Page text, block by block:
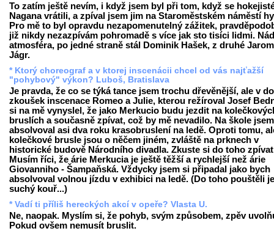
To zatím ještě nevím, i když jsem byl při tom, když se
Nagana vrátili, a zpíval jsem jim na Staroměstském náměstí
Pro mě to byl opravdu nezapomenutelný zážitek,
již nikdy nezazpívám pohromadě s více jak sto tisíci lidmi.
atmosféra, po jedné straně stál Dominik Hašek, z druhé
Jágr.
* Ktorý choreograf a v ktorej inscenácii chcel od vás najťažší
"pohybový" výkon? Luboš, Bratislava
Je pravda, že co se týká tance jsem trochu dřevěnější, ale v
zkoušek inscenace Romeo a Julie, kterou režíroval Josef
si na mě vynyslel, že jako Merkucio budu jezdit na
bruslích a současně zpívat, což by mě nevadilo. Na škole jsem
absolvoval asi dva roku krasobruslení na ledě. Oproti tomu,
kolečkové brusle jsou o něčem jiném, zvláště na prknech v
historické budově Národního divadla. Zkuste si do toho
Musím říci, že árie Merkucia je ještě těžší a rychlejší než árie
Giovanniho - Šampaňská. Vždycky jsem si připadal jako bych
absolvoval volnou jízdu v exhibici na ledě. (Do toho pouštěli
suchý kouř...)
* Vadí ti příliš hereckých akcí v opeře? Vlasta U.
Ne, naopak. Myslím si, že pohyb, svým způsobem, zpěv
Pokud ovšem nemusít bruslit.